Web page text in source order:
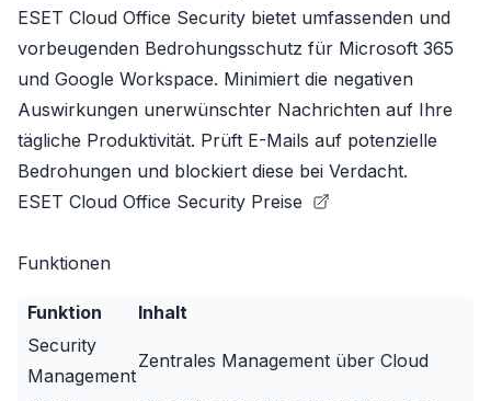
ESET Cloud Office Security bietet umfassenden und
vorbeugenden Bedrohungsschutz für Microsoft 365
und Google Workspace. Minimiert die negativen
Auswirkungen unerwünschter Nachrichten auf Ihre
tägliche Produktivität. Prüft E-Mails auf potenzielle
Bedrohungen und blockiert diese bei Verdacht.
ESET Cloud Office Security Preise
Funktionen
Funktion
Inhalt
Security
Management
Zentrales Management über Cloud